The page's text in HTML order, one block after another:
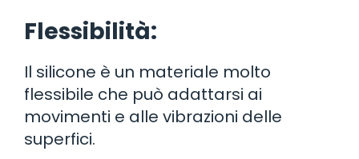
Flessibilità:
Il silicone è un materiale molto
flessibile che può adattarsi ai
movimenti e alle vibrazioni delle
superfici.